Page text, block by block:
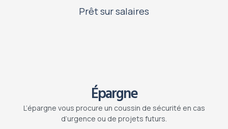
Prêt sur salaires
Épargne
L’épargne vous procure un coussin de sécurité en cas
d’urgence ou de projets futurs.